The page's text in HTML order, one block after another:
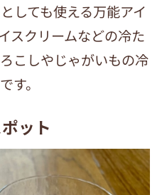
しても使える万能アイ
スクリームなどの冷た
こしやじゃがいもの冷
す。
ット